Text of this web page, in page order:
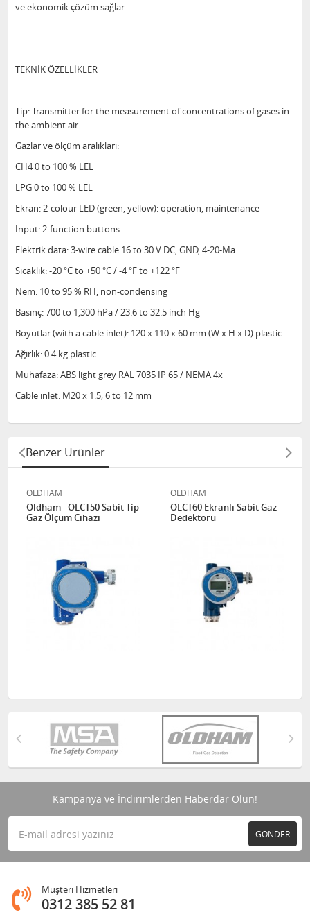
ve ekonomik çözüm sağlar.
TEKNİK ÖZELLİKLER
Tip: Transmitter for the measurement of concentrations of gases in
the ambient air
Gazlar ve ölçüm aralıkları:
CH4 0 to 100 % LEL
LPG 0 to 100 % LEL
Ekran: 2-colour LED (green, yellow): operation, maintenance
Input: 2-function buttons
Elektrik data: 3-wire cable 16 to 30 V DC, GND, 4-20-Ma
Sıcaklık: -20 °C to +50 °C / -4 °F to +122 °F
Nem: 10 to 95 % RH, non-condensing
Basınç: 700 to 1,300 hPa / 23.6 to 32.5 inch Hg
Boyutlar (with a cable inlet): 120 x 110 x 60 mm (W x H x D) plastic
Ağırlık: 0.4 kg plastic
Muhafaza: ABS light grey RAL 7035 IP 65 / NEMA 4x
Cable inlet: M20 x 1.5; 6 to 12 mm
Benzer Ürünler
OLDHAM
Oldham - OLCT50 Sabit Tip
Gaz Ölçüm Cihazı
OLDHAM
OLCT60 Ekranlı Sabit Gaz
Dedektörü
Kampanya ve İndirimlerden Haberdar Olun!
GÖNDER
Müşteri Hizmetleri
0312 385 52 81